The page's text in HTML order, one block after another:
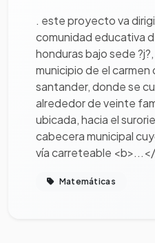
. este proyecto va
comunidad educativa
honduras bajo sede
municipio de el carmen
santander, donde se
alrededor de veinte
ubicada, hacia el
cabecera municipal
vía carreteable
Matemáticas